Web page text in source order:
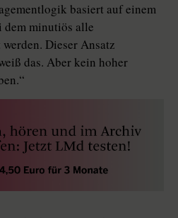
basiert auf einem
minutiös alle
Dieser Ansatz
das. Aber kein hoher